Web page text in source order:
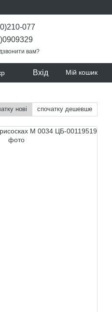
077
вам?
Вхід Мій кошик
нові спочатку дешевше